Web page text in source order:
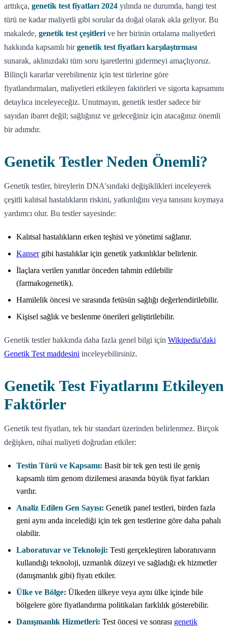
arttıkça, genetik test fiyatları 2024 yılında ne durumda, hangi test
türü ne kadar maliyetli gibi sorular da doğal olarak akla geliyor. Bu
makalede, genetik test çeşitleri ve her birinin ortalama maliyetleri
hakkında kapsamlı birgenetik test fiyatları karşılaştırması
sunarak, aklınızdaki tüm soru işaretlerini gidermeyi amaçlıyoruz.
Bilinçli kararlar verebilmeniz için test türlerine göre
fiyatlandırmaları, maliyetleri etkileyen faktörleri ve sigorta kapsamını
detaylıca inceleyeceğiz. Unutmayın, genetik testler sadece bir
sayıdan ibaret değil; sağlığınız ve geleceğiniz için atacağınız önemli
bir adımdır.
Genetik Testler Neden Önemli?
Genetik testler, bireylerin DNA'sındaki değişiklikleri inceleyerek
çeşitli kalıtsal hastalıkların riskini, yatkınlığını veya tanısını koymaya
yardımcı olur. Bu testler sayesinde:
Kalıtsal hastalıkların erken teşhisi ve yönetimi sağlanır.
Kansergibi hastalıklar için genetik yatkınlıklar belirlenir.
İlaçlara verilen yanıtlar önceden tahmin edilebilir
(farmakogenetik).
Hamilelik öncesi ve sırasında fetüsün sağlığı değerlendirilebilir.
Kişisel sağlık ve beslenme önerileri geliştirilebilir.
Genetik testler hakkında daha fazla genel bilgi için Wikipedia'daki
Genetik Test maddesini inceleyebilirsiniz.
Genetik Test Fiyatlarını Etkileyen
Faktörler
Genetik test fiyatları, tek bir standart üzerinden belirlenmez. Birçok
değişken, nihai maliyeti doğrudan etkiler:
Testin Türü ve Kapsamı: Basit bir tek gen testi ile geniş
kapsamlı tüm genom dizilemesi arasında büyük fiyat farkları
vardır.
Analiz Edilen Gen Sayısı: Genetik panel testleri, birden fazla
geni aynı anda incelediği için tek gen testlerine göre daha pahalı
olabilir.
Laboratuvar ve Teknoloji: Testi gerçekleştiren laboratuvarın
kullandığı teknoloji, uzmanlık düzeyi ve sağladığı ek hizmetler
(danışmanlık gibi) fiyatı etkiler.
Ülke ve Bölge: Ülkeden ülkeye veya aynı ülke içinde bile
bölgelere göre fiyatlandırma politikaları farklılık gösterebilir.
Danışmanlık Hizmetleri: Test öncesi ve sonrası genetik